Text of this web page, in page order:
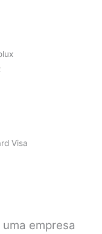
Visa
empresa